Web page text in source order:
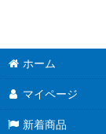
ホーム
マイページ
新着商品